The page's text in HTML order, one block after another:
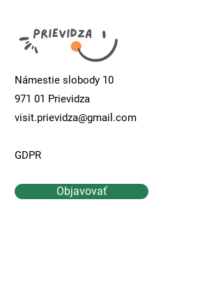
Námestie slobody 10
971 01 Prievidza
visit.prievidza@gmail.com
GDPR
Objavovať